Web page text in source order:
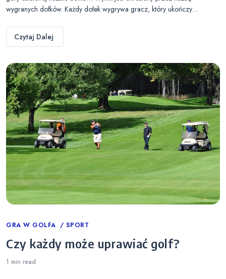
wygranych dołków. Każdy dołek wygrywa gracz, który ukończy…
Czytaj Dalej
Categories
GRA W GOLFA SPORT
Czy każdy może uprawiać golf?
1 min read